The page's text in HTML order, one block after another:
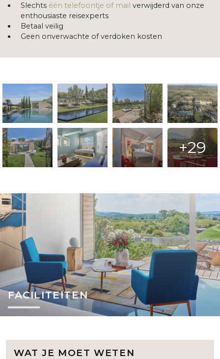
Slechts één telefoontje of mail verwijderd van onze
enthousiaste reisexperts
Betaal veilig
Geen onverwachte of verdoken kosten
+29
FACILITEITEN
WAT JE MOET WETEN